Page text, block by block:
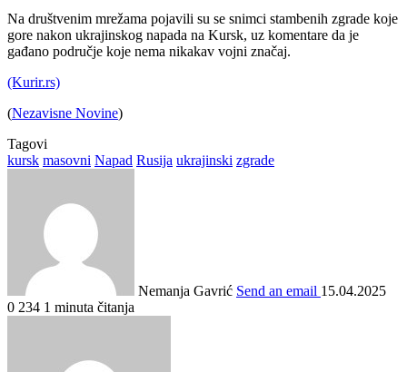
Na društvenim mrežama pojavili su se snimci stambenih zgrade koje
gore nakon ukrajinskog napada na Kursk, uz komentare da je
gađano područje koje nema nikakav vojni značaj.
(Kurir.rs)
(Nezavisne Novine)
Tagovi
kursk masovni Napad Rusija ukrajinski zgrade
Nemanja Gavrić Send an email 15.04.2025
0 234 1 minuta čitanja